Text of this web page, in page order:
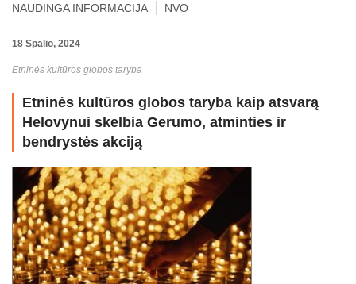
NAUDINGA INFORMACIJA NVO
18 Spalio, 2024
Etninės kultūros globos taryba
Etninės kultūros globos taryba kaip atsvarą
Helovynui skelbia Gerumo, atminties ir
bendrystės akciją